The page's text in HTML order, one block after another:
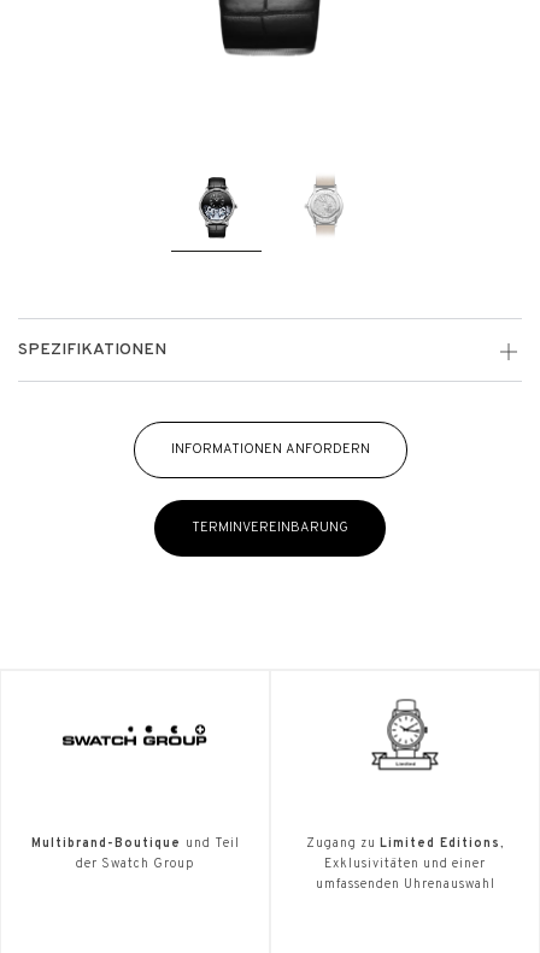
SPEZIFIKATIONEN
INFORMATIONEN ANFORDERN
TERMINVEREINBARUNG
Multibrand-Boutique
und Teil
der Swatch Group
Zugang zu Limited Editions,
Exklusivitäten und einer
umfassenden Uhrenauswahl